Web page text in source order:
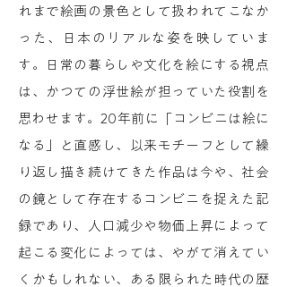
れまで絵画の景色として扱われてこなか
った、日本のリアルな姿を映していま
す。日常の暮らしや文化を絵にする視点
は、かつての浮世絵が担っていた役割を
思わせます。20年前に「コンビニは絵に
なる」と直感し、以来モチーフとして繰
り返し描き続けてきた作品は今や、社会
の鏡として存在するコンビニを捉えた記
録であり、人口減少や物価上昇によって
起こる変化によっては、やがて消えてい
くかもしれない、ある限られた時代の歴